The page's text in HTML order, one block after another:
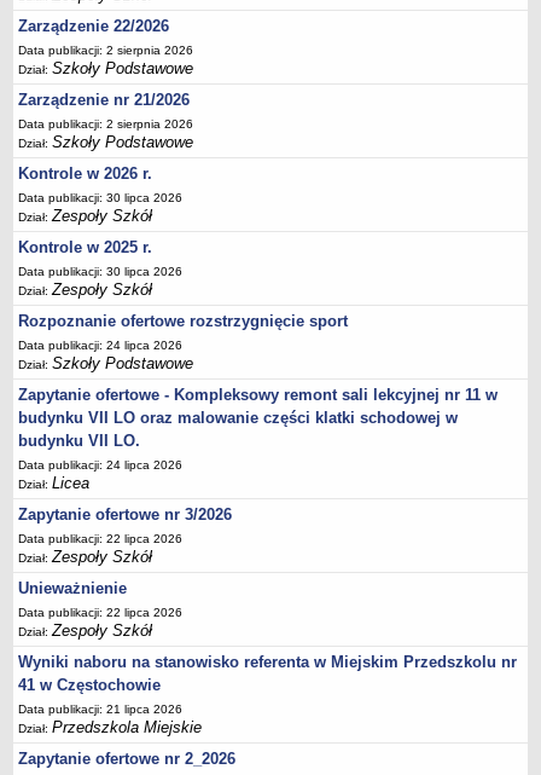
Dane podstawowe
Statut
Majątek
Godziny dyżurów
Ogłoszenia
Zarządzenia
Rejestry, ewidencje, archiwa
Kontrole
PONOWNE WYKORZYSTYWANIE
Sprawozdania
Deklaracja dostępności
DEKLARACJA DOSTĘPNOŚCI
OŚWIADCZENIA MAJĄTKOWE
PONOWNE WYKORZYSTYWANIE
UDOSTĘPNIANIE INFORMACJI PUBLICZNEJ
OCHRONA DANYCH OSOBOWYCH
Zarządzenie 22/2026
Data publikacji: 2 sierpnia 2026
Dział:Szkoły Podstawowe
Zarządzenie nr 21/2026
Data publikacji: 2 sierpnia 2026
Dział:Szkoły Podstawowe
Kontrole w 2026 r.
Data publikacji: 30 lipca 2026
Dział:Zespoły Szkół
Kontrole w 2025 r.
Data publikacji: 30 lipca 2026
Dział:Zespoły Szkół
Rozpoznanie ofertowe rozstrzygnięcie sport
Data publikacji: 24 lipca 2026
Dział:Szkoły Podstawowe
Zapytanie ofertowe - Kompleksowy remont sali lekcyjnej nr 11 w
budynku VII LO oraz malowanie części klatki schodowej w
budynku VII LO.
Data publikacji: 24 lipca 2026
Dział:Licea
Zapytanie ofertowe nr 3/2026
Data publikacji: 22 lipca 2026
Dział:Zespoły Szkół
Unieważnienie
Data publikacji: 22 lipca 2026
Dział:Zespoły Szkół
Wyniki naboru na stanowisko referenta w Miejskim Przedszkolu nr
41 w Częstochowie
Data publikacji: 21 lipca 2026
Dział:Przedszkola Miejskie
Zapytanie ofertowe nr 2_2026